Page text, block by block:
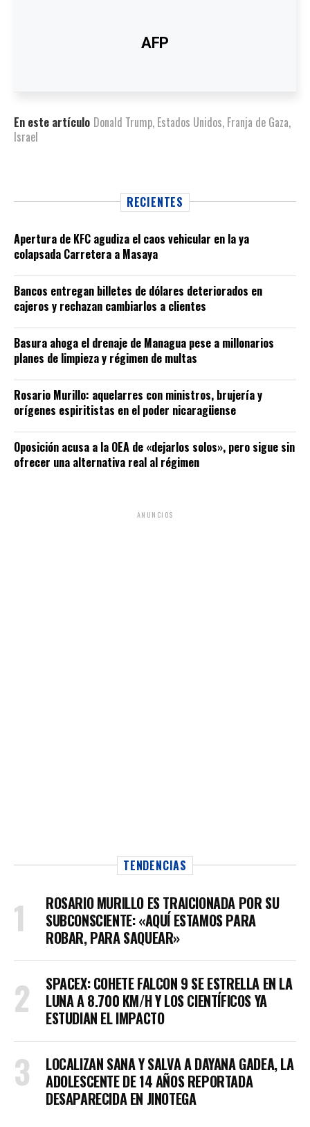
AFP
En este artículo Donald Trump, Estados Unidos, Franja de Gaza,
Israel
RECIENTES
Apertura de KFC agudiza el caos vehicular en la ya
colapsada Carretera a Masaya
Bancos entregan billetes de dólares deteriorados en
cajeros y rechazan cambiarlos a clientes
Basura ahoga el drenaje de Managua pese a millonarios
planes de limpieza y régimen de multas
Rosario Murillo: aquelarres con ministros, brujería y
orígenes espiritistas en el poder nicaragüense
Oposición acusa a la OEA de «dejarlos solos», pero sigue sin
ofrecer una alternativa real al régimen
ANUNCIOS
TENDENCIAS
ROSARIO MURILLO ES TRAICIONADA POR SU
SUBCONSCIENTE: «AQUÍ ESTAMOS PARA
ROBAR, PARA SAQUEAR»
SPACEX: COHETE FALCON 9 SE ESTRELLA EN LA
LUNA A 8.700 KM/H Y LOS CIENTÍFICOS YA
ESTUDIAN EL IMPACTO
LOCALIZAN SANA Y SALVA A DAYANA GADEA, LA
ADOLESCENTE DE 14 AÑOS REPORTADA
DESAPARECIDA EN JINOTEGA